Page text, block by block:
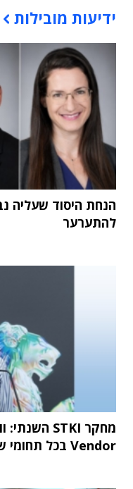
ידיעות מובילות
הנחת היסוד שעליה
להתערער
Vendor בכל תחומי שוק ה-IT